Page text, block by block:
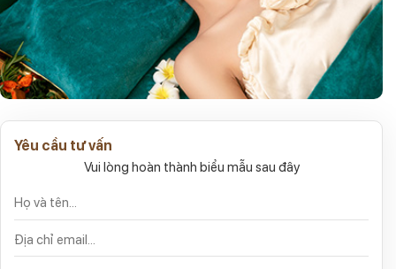
Yêu cầu tư vấn
Vui lòng hoàn thành biểu mẫu sau đây